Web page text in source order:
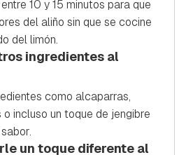
10 y 15 minutos para que
del aliño sin que se cocine
del limón.
ingredientes al
como alcaparras,
incluso un toque de jengibre
un toque diferente al